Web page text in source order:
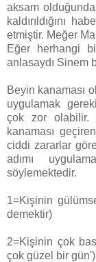
aksam
kaldırıldığını
etmiştir. Meğer
Eğer herhangi
anlasaydı Sinem
Beyin kanaması
uygulamak
çok zor
kanaması
ciddi zararlar
adımı
söylemektedir.
1=Kişinin
demektir)
2=Kişinin çok
çok güzel bir